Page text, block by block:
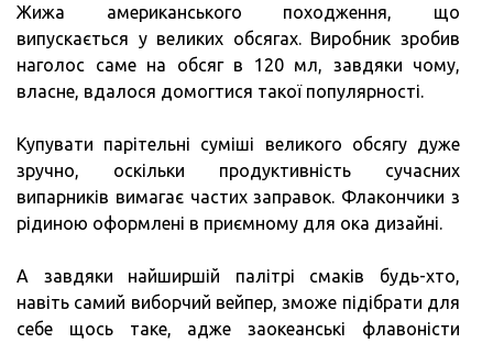
Жижа американського походження, що
випускається у великих обсягах. Виробник зробив
наголос саме на обсяг в 120 мл, завдяки чому,
власне, вдалося домогтися такої популярності.
Купувати парітельні суміші великого обсягу дуже
зручно, оскільки продуктивність сучасних
випарників вимагає частих заправок. Флакончики з
рідиною оформлені в приємному для ока дизайні.
А завдяки найширшій палітрі смаків будь-хто,
навіть самий виборчий вейпер, зможе підібрати для
себе щось таке, адже заокеанські флавоністи